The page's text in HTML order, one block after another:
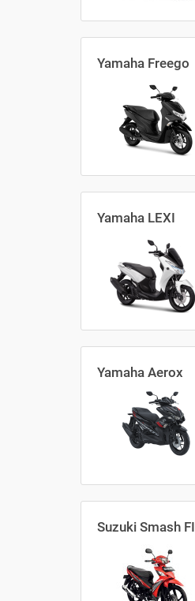
Yamaha Freego
Yamaha LEXI
Yamaha Aerox
Suzuki Smash FI